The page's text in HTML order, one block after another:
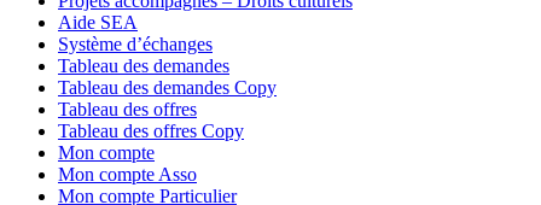
Aide SEA
Système d’échanges
Tableau des demandes
Tableau des demandes Copy
Tableau des offres
Tableau des offres Copy
Mon compte
Mon compte Asso
Mon compte Particulier